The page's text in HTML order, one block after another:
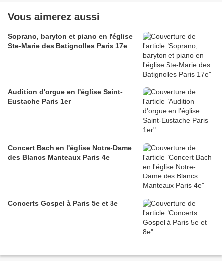
Vous aimerez aussi
Soprano, baryton et piano en l'église
Ste-Marie des Batignolles Paris 17e
Audition d'orgue en l'église Saint-
Eustache Paris 1er
Concert Bach en l'église Notre-Dame
des Blancs Manteaux Paris 4e
Concerts Gospel à Paris 5e et 8e